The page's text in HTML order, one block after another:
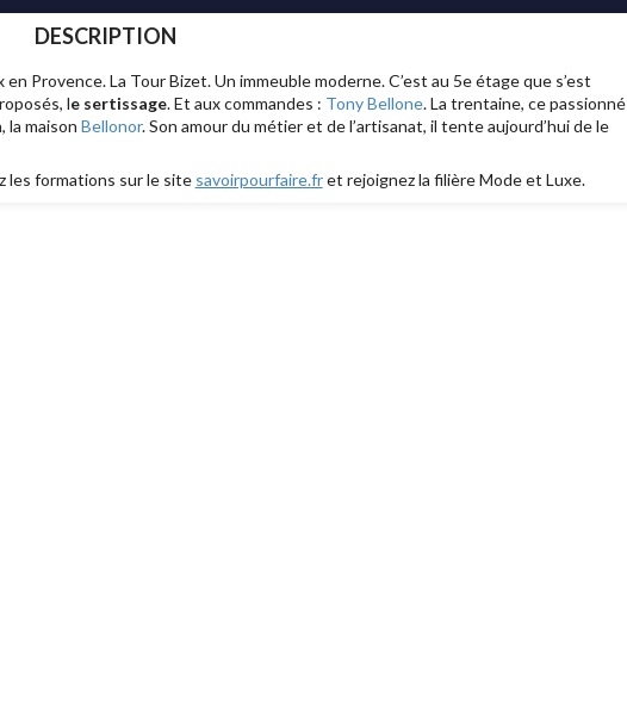
DESCRIPTION
Provence. La Tour Bizet. Un immeuble moderne. C’est au 5e étage que s’est
le sertissage. Et aux commandes : Tony Bellone. La trentaine, ce passionné
la maison Bellonor. Son amour du métier et de l’artisanat, il tente aujourd’hui de le
les formations sur le site savoirpourfaire.fret rejoignez la filière Mode et Luxe.